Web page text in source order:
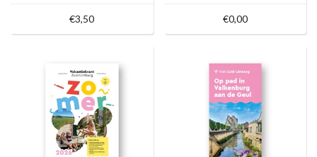
€3,50 €0,00